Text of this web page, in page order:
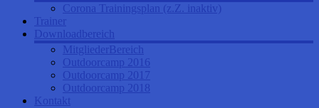
Corona Trainingsplan (z.Z. inaktiv)
Trainer
Downloadbereich
MitgliederBereich
Outdoorcamp 2016
Outdoorcamp 2017
Outdoorcamp 2018
Kontakt